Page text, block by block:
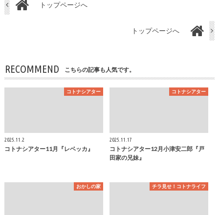
トップページへ
トップページへ
RECOMMEND こちらの記事も人気です。
コトナシアター
2025.11.2
コトナシアター11月『レベッカ』
コトナシアター
2025.11.17
コトナシアター12月小津安二郎『戸
田家の兄妹』
おかしの家 チラ見せ！コトナライフ